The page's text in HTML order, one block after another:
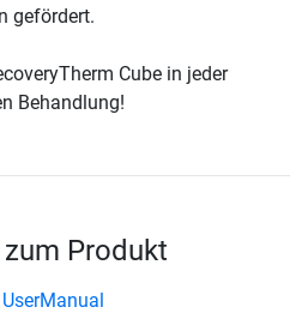
gefördert.
Cube in jeder
Behandlung!
Produkt